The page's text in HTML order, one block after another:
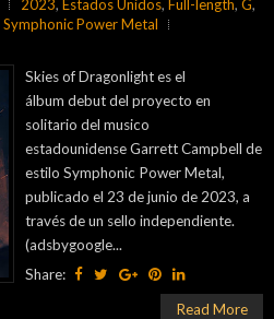
2023, Estados Unidos, Full-length, G,
Symphonic Power Metal
Skies of Dragonlight es el
álbum debut del proyecto en
solitario del musico
estadounidense Garrett Campbell de
estilo Symphonic Power Metal,
publicado el 23 de junio de 2023, a
través de un sello independiente.
(adsbygoogle...
Share:
Read More